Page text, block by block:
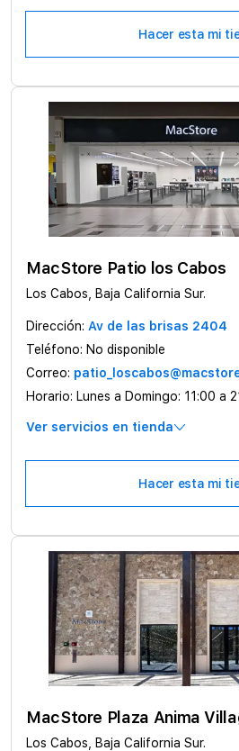
Hacer esta mi
MacStore Patio los Cabos
Los Cabos, Baja California Sur.
Dirección: Av de las brisas 2404
Teléfono: No disponible
Correo:
Horario: Lunes a Domingo: 11:00 a
Ver servicios en tienda
Hacer esta mi
MacStore Plaza Anima
Los Cabos, Baja California Sur.